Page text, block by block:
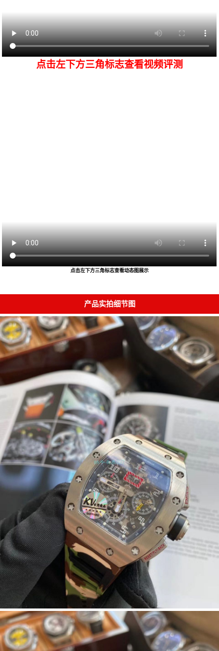
点击左下方三角标志查看视频评测
点击左下方三角标志查看动态图展示
产品实拍细节图